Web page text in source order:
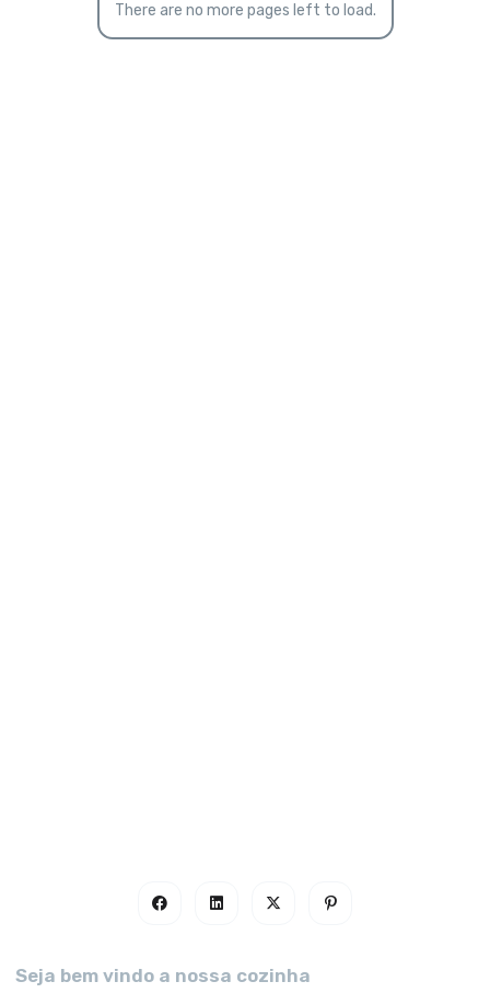
There are no more pages left to load.
Seja bem vindo a nossa cozinha